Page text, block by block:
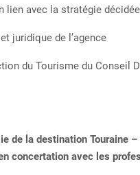
lien avec la stratégie décidée
de l’agence
du Tourisme du Conseil
de la destination Touraine
concertation avec les